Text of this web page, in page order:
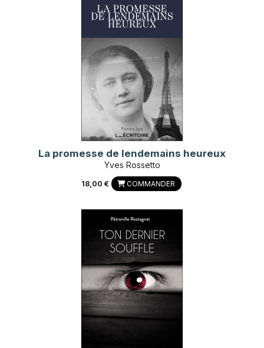
La promesse de lendemains heureux
Yves Rossetto
18,00 € COMMANDER